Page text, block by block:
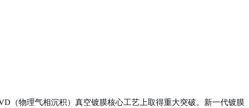
（物理气相沉积）真空镀膜核心工艺上取得重大突破。新一代镀膜